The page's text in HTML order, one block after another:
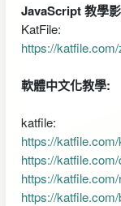
JavaScript 教學
KatFile:
https://
軟體中文化教學:
katfile:
https://
https://
https://
https://